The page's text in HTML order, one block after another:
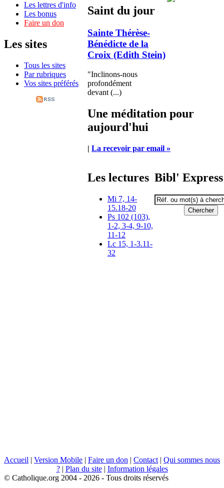
Les lettres d'info
Les bonus
Faire un don
Les sites
Tous les sites
Par rubriques
Vos sites préférés
Saint du jour
Sainte Thérèse-
Bénédicte de la
Croix (Edith Stein)
"Inclinons-nous
profondément
devant (...)
Une méditation pour
aujourd'hui
| La recevoir par email »
Les lectures
Mi 7, 14-
15.18-20
Ps 102 (103),
1-2, 3-4, 9-10,
11-12
Lc 15, 1-3.11-
32
Bibl' Express
Accueil | Version Mobile | Faire un don | Contact | Qui sommes nous
?| Plan du site| Information légales
© Catholique.org 2004 - 2026 - Tous droits réservés